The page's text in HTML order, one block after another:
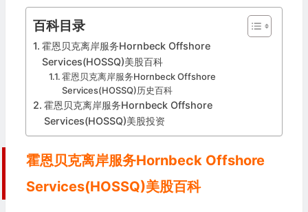
百科目录
霍恩贝克离岸服务Hornbeck Offshore
Services(HOSSQ)美股百科
霍恩贝克离岸服务Hornbeck Offshore
Services(HOSSQ)历史百科
霍恩贝克离岸服务Hornbeck Offshore
Services(HOSSQ)美股投资
霍恩贝克离岸服务Hornbeck Offshore
Services(HOSSQ)美股百科